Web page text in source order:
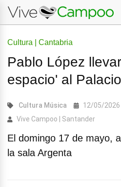
Cultura | Cantabria
Pablo López
espacio' al
Cultura Música
12/05/2026
Vive Campoo | Santander
El domingo 17 de mayo,
la sala Argenta